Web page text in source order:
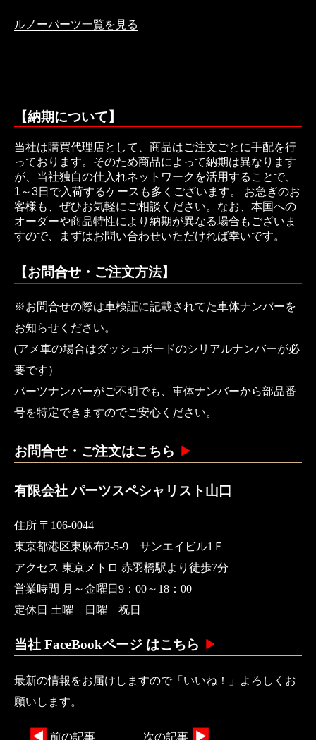
ルノーパーツ一覧を見る
【納期について】
当社は購買代理店として、商品はご注文ごとに手配を行
っております。そのため商品によって納期は異なります
が、当社独自の仕入れネットワークを活用することで、
1～3日で入荷するケースも多くございます。 お急ぎのお
客様も、ぜひお気軽にご相談ください。なお、本国への
オーダーや商品特性により納期が異なる場合もございま
すので、まずはお問い合わせいただければ幸いです。
【お問合せ・ご注文方法】
※お問合せの際は車検証に記載されてた車体ナンバーを
お知らせください。
(アメ車の場合はダッシュボードのシリアルナンバーが必
要です）
パーツナンバーがご不明でも、車体ナンバーから部品番
号を特定できますのでご安心ください。
お問合せ・ご注文はこちら
有限会社 パーツスペシャリスト山口
住所 〒106-0044
東京都港区東麻布2-5-9 サンエイビル1Ｆ
アクセス 東京メトロ 赤羽橋駅より徒歩7分
営業時間 月～金曜日9：00～18：00
定休日 土曜 日曜 祝日
当社 FaceBookページ はこちら
最新の情報をお届けしますので「いいね！」よろしくお
願いします。
前の記事 次の記事